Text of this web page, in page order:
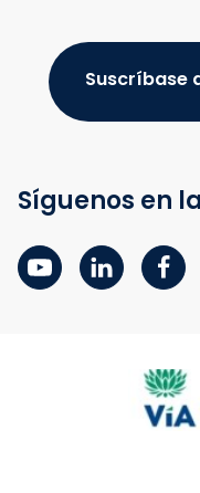
Suscríbase
Síguenos en